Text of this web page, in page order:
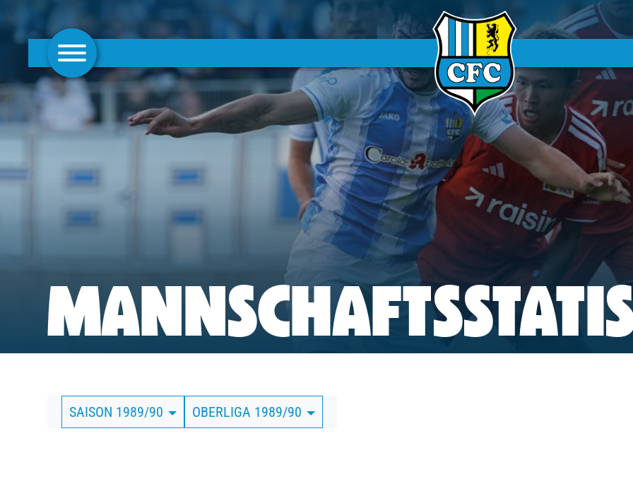
AKTUELLES
FRAUEN
CLUBMITGLIEDSCHAFT
BUSINESS
SÜDKURVE
TICKETING
SAISON 1989/90 OBERLIGA 1989/90